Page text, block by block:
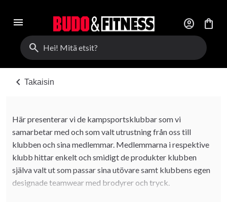
menu account_circle
shopping_bag
search
chevron_left Takaisin
Här presenterar vi de kampsportsklubbar som vi
samarbetar med och som valt utrustning från oss till
klubben och sina medlemmar. Medlemmarna i respektive
klubb hittar enkelt och smidigt de produkter klubben
själva valt ut som passar sina utövare samt klubbens egen
designade teamwear med brodyrer och tryck.